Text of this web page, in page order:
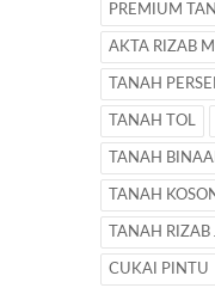
PREMIUM
AKTA RIZAB
TANAH
TANAH TOL
TANAH
TANAH
TANAH RIZAB
CUKAI PINTU